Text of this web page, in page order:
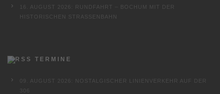
16. AUGUST 2026: RUNDFAHRT – BOCHUM MIT DER
HISTORISCHEN STRASSENBAHN
TERMINE
09. AUGUST 2026: NOSTALGISCHER LINIENVERKEHR AUF DER
306